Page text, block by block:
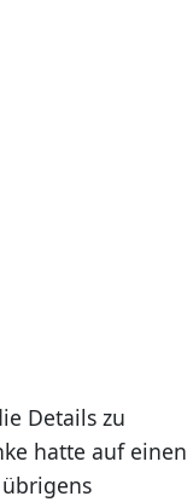
Details zu
hatte auf einen